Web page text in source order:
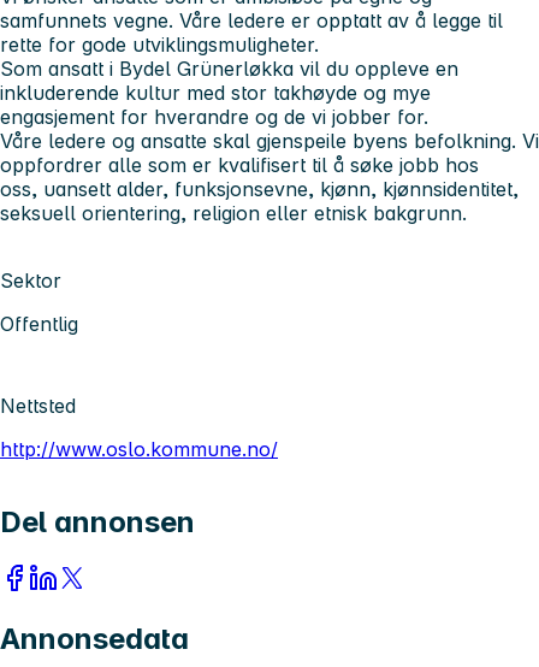
samfunnets vegne. Våre ledere er opptatt av å legge til
rette for gode utviklingsmuligheter.
Som ansatt i Bydel Grünerløkka vil du oppleve en
inkluderende kultur med stor takhøyde og mye
engasjement for hverandre og de vi jobber for.
Våre ledere og ansatte skal gjenspeile byens befolkning. Vi
oppfordrer alle som er kvalifisert til å søke jobb hos
oss, uansett alder, funksjonsevne, kjønn, kjønnsidentitet,
seksuell orientering, religion eller etnisk bakgrunn.
Sektor
Offentlig
Nettsted
http://www.oslo.kommune.no/
Del annonsen
Annonsedata